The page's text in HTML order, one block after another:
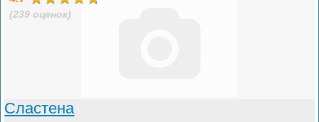
(239 оценок)
Сластена